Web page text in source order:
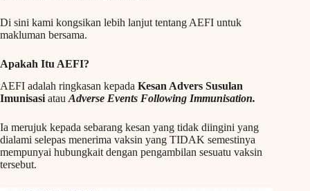
Di sini kami kongsikan lebih lanjut tentang AEFI untuk
makluman bersama.
Apakah Itu AEFI?
AEFI adalah ringkasan kepada Kesan Advers Susulan
Imunisasi atau Adverse Events Following Immunisation.
Ia merujuk kepada sebarang kesan yang tidak diingini yang
dialami selepas menerima vaksin yang TIDAK semestinya
mempunyai hubungkait dengan pengambilan sesuatu vaksin
tersebut.